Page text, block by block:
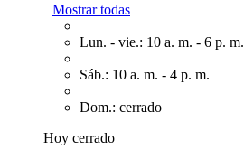
Mostrar todas
Lun. - vie.: 10 a. m. - 6 p. m.
Sáb.: 10 a. m. - 4 p. m.
Dom.: cerrado
Hoy cerrado